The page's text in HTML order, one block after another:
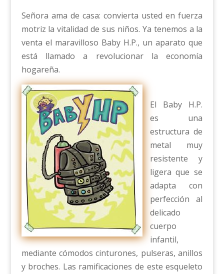
Señora ama de casa: convierta usted en fuerza
motriz la vitalidad de sus niños. Ya tenemos a la
venta el maravilloso Baby H.P., un aparato que
está llamado a revolucionar la economía
hogareña.
El Baby H.P.
es una
estructura de
metal muy
resistente y
ligera que se
adapta con
perfección al
delicado
cuerpo
infantil,
mediante cómodos cinturones, pulseras, anillos
y broches. Las ramificaciones de este esqueleto